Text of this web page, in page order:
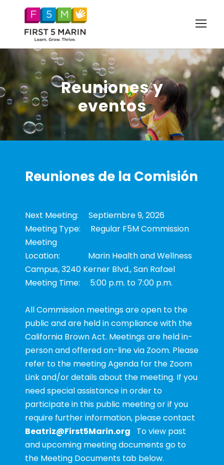
Reuniones y
eventos
Reuniones de la Comisión
Next Meeting: Septiembre 9, 2026
Meeting Type: Regular F5M Commission
Meeting
Location: Marin Health and Wellness
Campus, 3240 Kerner Blvd., San Rafael
Meeting Time: 5:00 p.m. to 7:00 p.m.
All Commission meetings are open to the
public and are held in compliance with the
California Brown Act. Meetings are held in-
person and offered on-line via Zoom. Please
refer to the meeting Agenda for the Zoom
Link and/or details about the meeting. If you
need special assistance in order to
participate in this public meeting or if you
require further information, please contact
Beatriz@First5Marin.org To view past
and upcoming meeting documents go to
the Meeting Documents tab below.